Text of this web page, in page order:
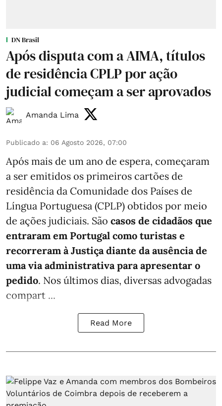
DN Brasil
Após disputa com a AIMA, títulos
de residência CPLP por ação
judicial começam a ser aprovados
Amanda Lima
Publicado a: 06 Agosto 2026, 07:00
Após mais de um ano de espera, começaram
a ser emitidos os primeiros cartões de
residência da Comunidade dos Países de
Língua Portuguesa (CPLP) obtidos por meio
de ações judiciais. São casos de cidadãos que
entraram em Portugal como turistas e
recorreram à Justiça diante da ausência de
uma via administrativa para apresentar o
pedido. Nos últimos dias, diversas advogadas
compart ...
Read More